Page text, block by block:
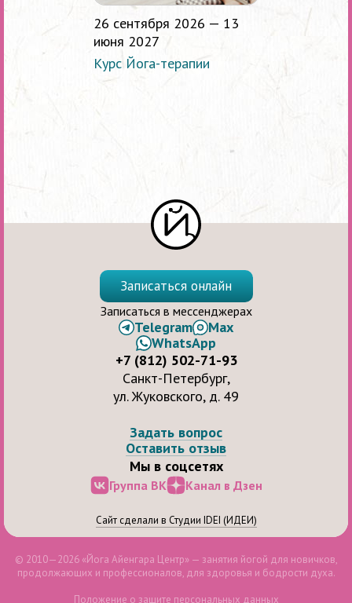
26 сентября 2026 — 13
июня 2027
Курс Йога-терапии
Задать вопрос
Оставить отзыв
Мы в соцсетях
Группа ВК Канал в Дзен
Записаться онлайн
Записаться в мессенджерах
Telegram
Max
WhatsApp
+7 (812) 502-71-93
Санкт-Петербург,
ул. Жуковского, д. 49
Сайт сделали в Студии IDEI (ИДЕИ)
© 2010—2026 «Йога Айенгара Центр» — занятия йогой для новичков,
продолжающих и профессионалов, для здоровья и бодрости духа.
Положение о защите персональных данных